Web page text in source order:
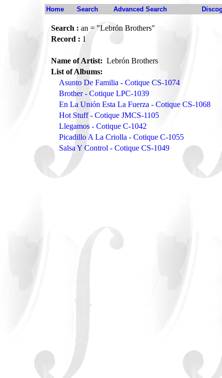
Home Search Advanced Search
Search : an = "Lebrón Brothers"
Record : 1
Name of Artist: Lebrón Brothers
List of Albums:
Asunto De Familia - Cotique CS-1074
Brother - Cotique LPC-1039
En La Unión Esta La Fuerza - Cotique CS-1068
Hot Stuff - Cotique JMCS-1105
Llegamos - Cotique C-1042
Picadillo A La Criolla - Cotique C-1055
Salsa Y Control - Cotique CS-1049